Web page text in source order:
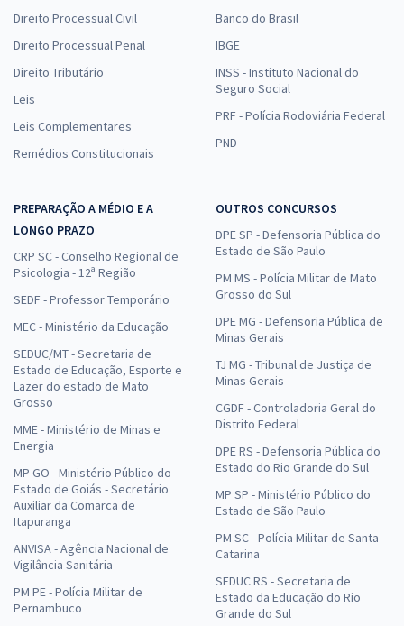
Direito Processual Civil
Direito Processual Penal
Direito Tributário
Leis
Leis Complementares
Remédios Constitucionais
Banco do Brasil
IBGE
INSS - Instituto Nacional do
Seguro Social
PRF - Polícia Rodoviária Federal
PND
PREPARAÇÃO A MÉDIO E A
LONGO PRAZO
CRP SC - Conselho Regional de
Psicologia - 12ª Região
SEDF - Professor Temporário
MEC - Ministério da Educação
SEDUC/MT - Secretaria de
Estado de Educação, Esporte e
Lazer do estado de Mato
Grosso
MME - Ministério de Minas e
Energia
MP GO - Ministério Público do
Estado de Goiás - Secretário
Auxiliar da Comarca de
Itapuranga
ANVISA - Agência Nacional de
Vigilância Sanitária
PM PE - Polícia Militar de
Pernambuco
OUTROS CONCURSOS
DPE SP - Defensoria Pública do
Estado de São Paulo
PM MS - Polícia Militar de Mato
Grosso do Sul
DPE MG - Defensoria Pública de
Minas Gerais
TJ MG - Tribunal de Justiça de
Minas Gerais
CGDF - Controladoria Geral do
Distrito Federal
DPE RS - Defensoria Pública do
Estado do Rio Grande do Sul
MP SP - Ministério Público do
Estado de São Paulo
PM SC - Polícia Militar de Santa
Catarina
SEDUC RS - Secretaria de
Estado da Educação do Rio
Grande do Sul